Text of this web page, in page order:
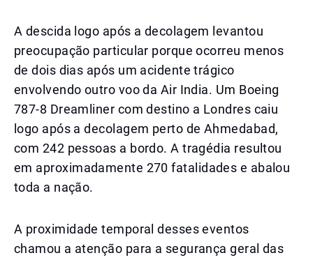
A descida logo após a decolagem levantou
preocupação particular porque ocorreu menos
de dois dias após um acidente trágico
envolvendo outro voo da Air India. Um Boeing
787-8 Dreamliner com destino a Londres caiu
logo após a decolagem perto de Ahmedabad,
com 242 pessoas a bordo. A tragédia resultou
em aproximadamente 270 fatalidades e abalou
toda a nação.
A proximidade temporal desses eventos
chamou a atenção para a segurança geral das